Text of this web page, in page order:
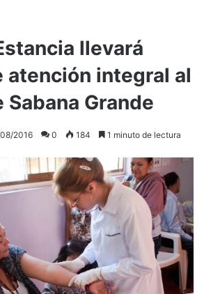
llevará
atención integral al
Sabana Grande
2016 0 184 1 minuto de lectura